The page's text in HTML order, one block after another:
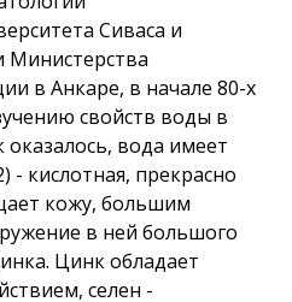
Сиваса и
Министерства
в Анкаре, в начале 80-х
свойств воды в
оказалось, вода имеет
- кислотная, прекрасно
кожу, большим
в ней большого
Цинк обладает
селен -